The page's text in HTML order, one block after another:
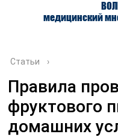
медицинский
О ЦЕНТРЕ
Статьи ›
Правила
фруктового
домашних